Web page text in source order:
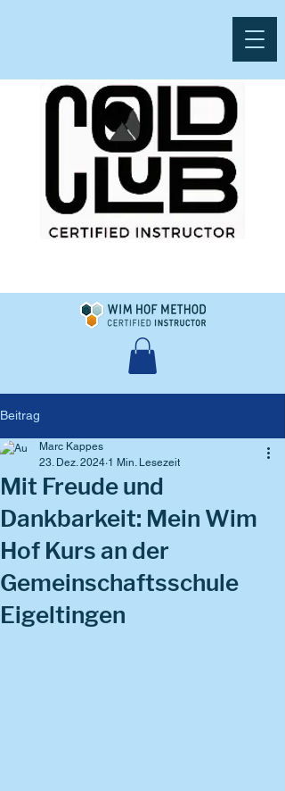
Beitrag
Mit Freude und
Dankbarkeit: Mein Wim
Hof Kurs an der
Gemeinschaftsschule
Eigeltingen
Marc Kappes
23. Dez. 2024 1 Min. Lesezeit